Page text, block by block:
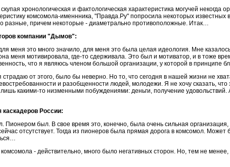
хронологическая и фактологическая характеристика могучей некогда
комсомола-именнника, "Правда.Ру" попросила некоторых известных
разные, причем некоторые - диаметрально противоположные. Итак…
компании "Дымов":
меня это много значило, для меня это была целая идеология. Мне
меня мотивировала, где-то сдерживала. Это был и мотиватор, и в тоже
что я являюсь членом большой организации, у которой в принципе
страдаю от этого, было бы неверно. Но то, что сегодня в нашей жизни не
и разобщенности людей, молодежи. Я не хочу сказать,
какими-то низменными побуждениями: деньги, получение
России:
Пионером был. В свое время это, конечно, была очень сильная
отсутствует. Тогда из пионеров была прямая дорога в комсомол. Может
- действительно, много было негативных сторон. Но, тем не